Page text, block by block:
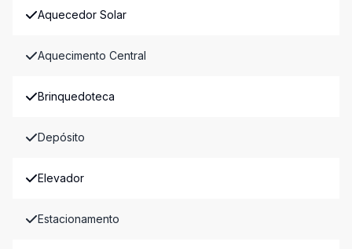
Aquecedor Solar
Aquecimento Central
Brinquedoteca
Depósito
Elevador
Estacionamento